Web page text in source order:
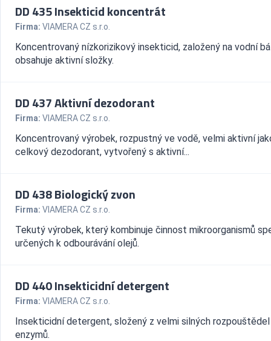
DD 435 Insekticid koncentrát
Firma: VIAMERA CZ s.r.o.
Koncentrovaný nízkorizikový insekticid, založený na vodní
obsahuje aktivní složky.
DD 437 Aktivní dezodorant
Firma: VIAMERA CZ s.r.o.
Koncentrovaný výrobek, rozpustný ve vodě, velmi aktivní
celkový dezodorant, vytvořený s aktivní...
DD 438 Biologický zvon
Firma: VIAMERA CZ s.r.o.
Tekutý výrobek, který kombinuje činnost mikroorganismů
určených k odbourávání olejů.
DD 440 Insekticidní detergent
Firma: VIAMERA CZ s.r.o.
Insekticidní detergent, složený z velmi silných rozpouštědel
enzymů.